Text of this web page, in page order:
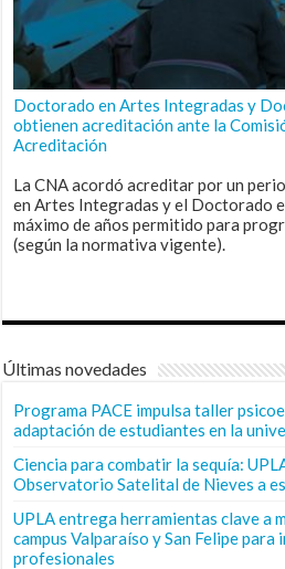
Doctorado en Artes Integradas y
obtienen acreditación ante la
Acreditación
La CNA acordó acreditar por un
en Artes Integradas y el Doctorado
máximo de años permitido para
(según la normativa vigente).
Últimas novedades
Programa PACE impulsa taller
adaptación de estudiantes en la
Ciencia para combatir la sequía:
Observatorio Satelital de Nieves a
UPLA entrega herramientas clave a
campus Valparaíso y San Felipe para
profesionales